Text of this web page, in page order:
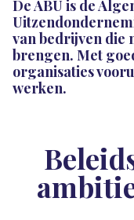
De ABU is de
van bedrijven die
brengen. Met
organisaties
werken.